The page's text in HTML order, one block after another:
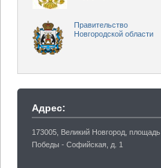
Правительство
Новгородской области
Адрес:
173005, Великий Новгород, площадь
Победы - Софийская, д. 1